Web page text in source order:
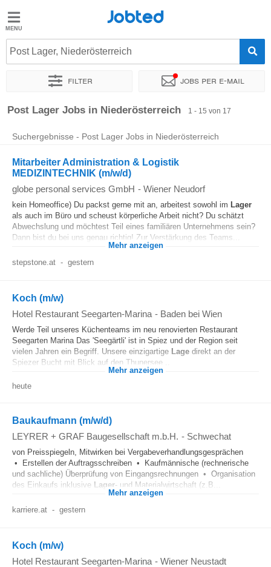
Jobted
Jobs
Jobted
Post Lager, Niederösterreich
Filter Jobs per e-mail
Sortieren nach Unternehmen Personaldienstleister
Post Lager Jobs in Niederösterreich 1 - 15 von 17
Suchergebnisse - Post Lager Jobs in Niederösterreich
Mitarbeiter Administration & Logistik
MEDIZINTECHNIK (m/w/d)
globe personal services GmbH - Wiener Neudorf
kein Homeoffice) Du packst gerne mit an, arbeitest sowohl im Lager
als auch im Büro und scheust körperliche Arbeit nicht? Du schätzt
Abwechslung und möchtest Teil eines familiären Unternehmens sein?
Dann bist du bei uns genau richtig! Zur Verstärkung des Teams...
Mehr anzeigen
stepstone.at - gestern
Koch (m/w)
Hotel Restaurant Seegarten-Marina - Baden bei Wien
Werde Teil unseres Küchenteams im neu renovierten Restaurant
Seegarten Marina Das 'Seegärtli' ist in Spiez und der Region seit
vielen Jahren ein Begriff. Unsere einzigartige Lage direkt an der
Spiezer Bucht mit Blick auf den Thunersee...
Mehr anzeigen
heute
Baukaufmann (m/w/d)
LEYRER + GRAF Baugesellschaft m.b.H. - Schwechat
von Preisspiegeln, Mitwirken bei Vergabeverhandlungsgesprächen
• Erstellen der Auftragsschreiben • Kaufmännische (rechnerische
und sachliche) Überprüfung von Eingangsrechnungen • Organisation
des Einkaufs inklusive Lager- und Materialwirtschaft (z.B...
Mehr anzeigen
karriere.at - gestern
Koch (m/w)
Hotel Restaurant Seegarten-Marina - Wiener Neustadt